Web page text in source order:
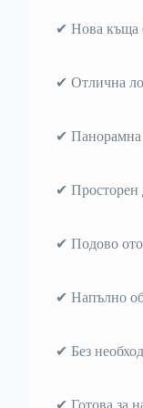
✔ Нова къща
✔ Отлична
✔ Панорамна
✔ Просторен
✔ Подово
✔ Напълно
✔ Без